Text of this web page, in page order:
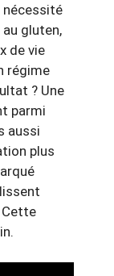
nécessité
gluten,
de vie
régime
? Une
parmi
aussi
plus
Cette